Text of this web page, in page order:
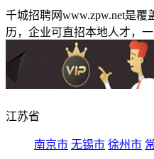
千城招聘网www.zpw.net是
历，企业可直招本地人才，
江苏省
南京市 无锡市 徐州市